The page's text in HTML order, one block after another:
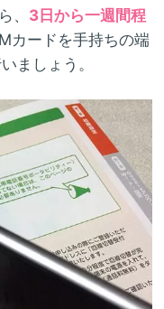
、 3日から一週間程
カードを手持ちの端
ましょう。